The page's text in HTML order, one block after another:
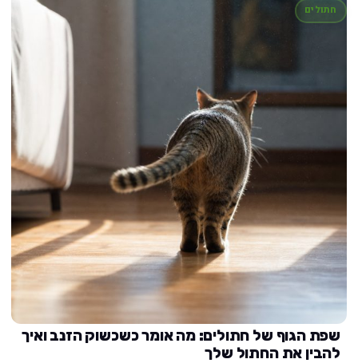
חתולים
שפת הגוף של חתולים: מה אומר כשכשוק הזנב ואיך
להבין את החתול שלך